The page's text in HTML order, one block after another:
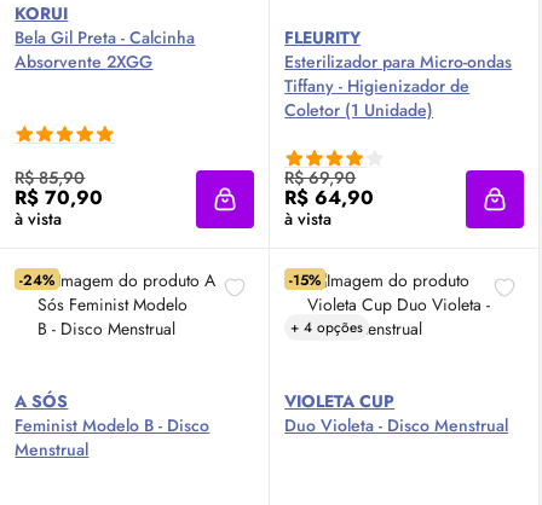
KORUI
Bela Gil Preta - Calcinha
Absorvente 2XGG
R$ 85,90
R$ 70,90
à vista Adicionar à sacola
FLEURITY
Esterilizador para Micro-ondas
Tiffany - Higienizador de
Coletor (1 Unidade)
R$ 69,90
R$ 64,90
à vista
-24%
A SÓS
Feminist Modelo B - Disco
Menstrual
-15%
+ 4 opções
VIOLETA CUP
Duo Violeta - Disco Menstrual